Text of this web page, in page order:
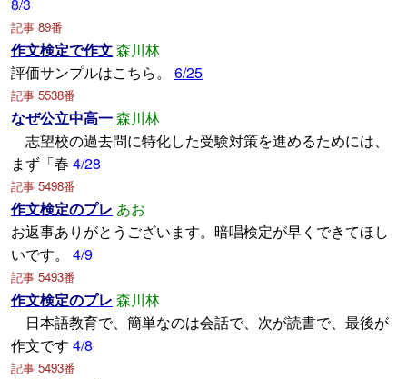
8/3
記事 89番
作文検定で作文森川林
評価サンプルはこちら。 6/25
記事 5538番
なぜ公立中高一森川林
志望校の過去問に特化した受験対策を進めるためには、
まず「春 4/28
記事 5498番
作文検定のプレ あお
お返事ありがとうございます。暗唱検定が早くできてほし
いです。
4/9
記事 5493番
作文検定のプレ 森川林
日本語教育で、簡単なのは会話で、次が読書で、最後が
作文です 4/8
記事 5493番